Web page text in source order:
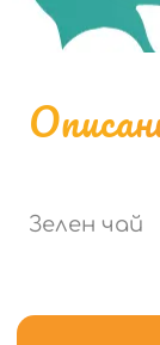
Зелен чай